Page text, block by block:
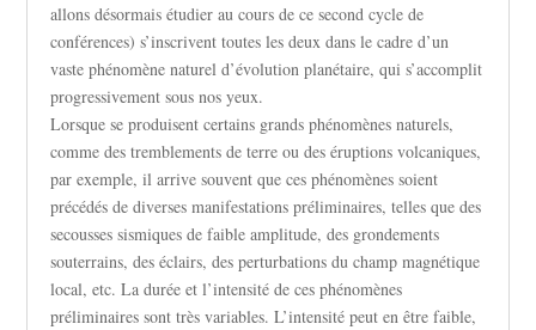
allons désormais étudier au cours de ce second cycle de
conférences) s’inscrivent toutes les deux dans le cadre d’un
vaste phénomène naturel d’évolution planétaire, qui s’accomplit
progressivement sous nos yeux.
Lorsque se produisent certains grands phénomènes naturels,
comme des tremblements de terre ou des éruptions volcaniques,
par exemple, il arrive souvent que ces phénomènes soient
précédés de diverses manifestations préliminaires, telles que des
secousses sismiques de faible amplitude, des grondements
souterrains, des éclairs, des perturbations du champ magnétique
local, etc. La durée et l’intensité de ces phénomènes
préliminaires sont très variables. L’intensité peut en être faible,